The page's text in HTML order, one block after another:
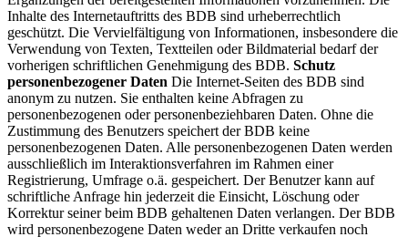
Inhalte des Internetauftritts des BDB sind urheberrechtlich
geschützt. Die Vervielfältigung von Informationen, insbesondere die
Verwendung von Texten, Textteilen oder Bildmaterial bedarf der
vorherigen schriftlichen Genehmigung des BDB. Schutz
personenbezogener Daten Die Internet-Seiten des BDB sind
anonym zu nutzen. Sie enthalten keine Abfragen zu
personenbezogenen oder personenbeziehbaren Daten. Ohne die
Zustimmung des Benutzers speichert der BDB keine
personenbezogenen Daten. Alle personenbezogenen Daten werden
ausschließlich im Interaktionsverfahren im Rahmen einer
Registrierung, Umfrage o.ä. gespeichert. Der Benutzer kann auf
schriftliche Anfrage hin jederzeit die Einsicht, Löschung oder
Korrektur seiner beim BDB gehaltenen Daten verlangen. Der BDB
wird personenbezogene Daten weder an Dritte verkaufen noch